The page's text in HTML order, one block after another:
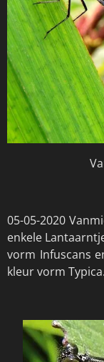
05-05-2020
enkele
vorm Infuscans
kleur vorm Typica.